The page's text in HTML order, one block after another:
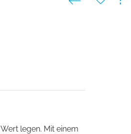
Wert legen. Mit einem